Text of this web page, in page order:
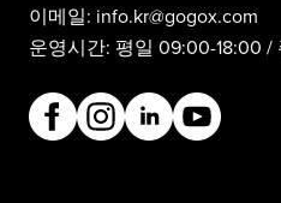
이메일: info.kr@gogox.com
운영시간: 평일 09:00-18:00 /